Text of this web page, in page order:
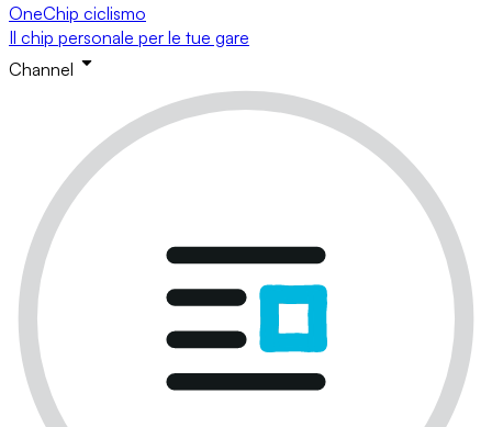
OneChip ciclismo
Il chip personale per le tue gare
Channel